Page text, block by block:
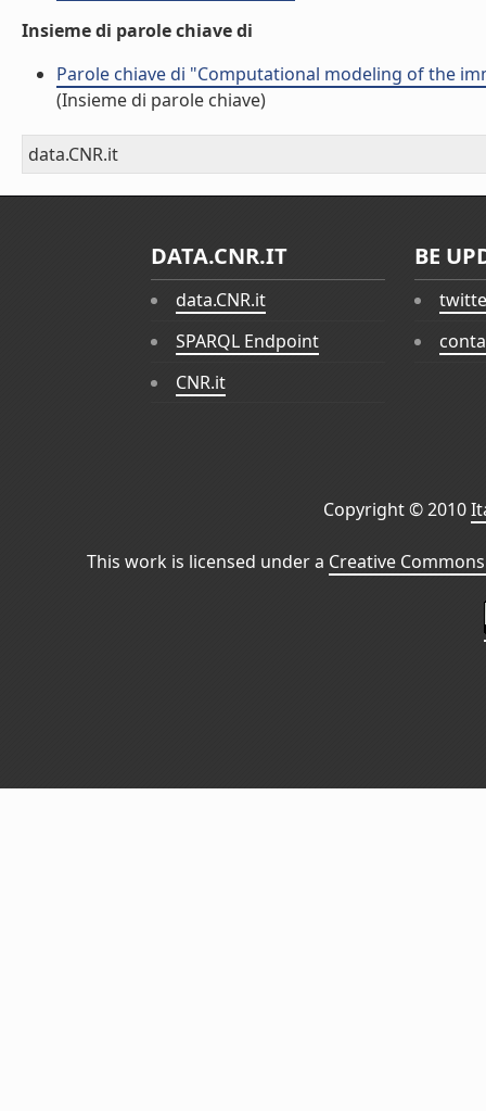
Insieme di parole chiave di
Parole chiave di "Computational modeling of the
(Insieme di parole chiave)
data.CNR.it
DATA.CNR.IT
data.CNR.it
SPARQL Endpoint
CNR.it
BE
Copyright © 2010
This work is licensed under a Creative